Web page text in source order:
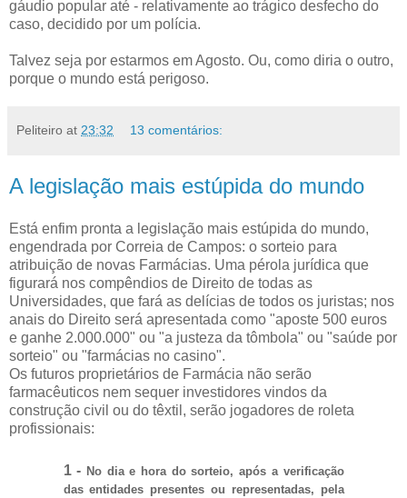
gáudio popular até - relativamente ao trágico desfecho do
caso, decidido por um polícia.
Talvez seja por estarmos em Agosto. Ou, como diria o outro,
porque o mundo está perigoso.
Peliteiro at 23:32 13 comentários:
A legislação mais estúpida do mundo
Está enfim pronta a legislação mais estúpida do mundo,
engendrada por Correia de Campos: o sorteio para
atribuição de novas Farmácias. Uma pérola jurídica que
figurará nos compêndios de Direito de todas as
Universidades, que fará as delícias de todos os juristas; nos
anais do Direito será apresentada como "aposte 500 euros
e ganhe 2.000.000" ou "a justeza da tômbola" ou "saúde por
sorteio" ou "farmácias no casino".
Os futuros proprietários de Farmácia não serão
farmacêuticos nem sequer investidores vindos da
construção civil ou do têxtil, serão jogadores de roleta
profissionais:
1 - No dia e hora do sorteio, após a verificação
das entidades presentes ou representadas, pela